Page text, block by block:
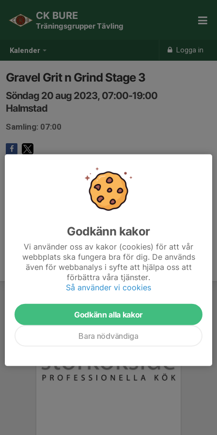
Kalender Logga in
CK BURE
Träningsgrupper Tävling
Gravel Grit n Grind Stage 3
Söndag 20 aug 2023, 07:00-19:00
Halmstad
Samling: 07:00
Godkänn kakor
Vi använder oss av kakor (cookies) för att vår
webbplats ska fungera bra för dig. De används
även för webbanalys i syfte att hjälpa oss att
förbättra våra tjänster.
Så använder vi cookies
Godkänn alla kakor
Bara nödvändiga